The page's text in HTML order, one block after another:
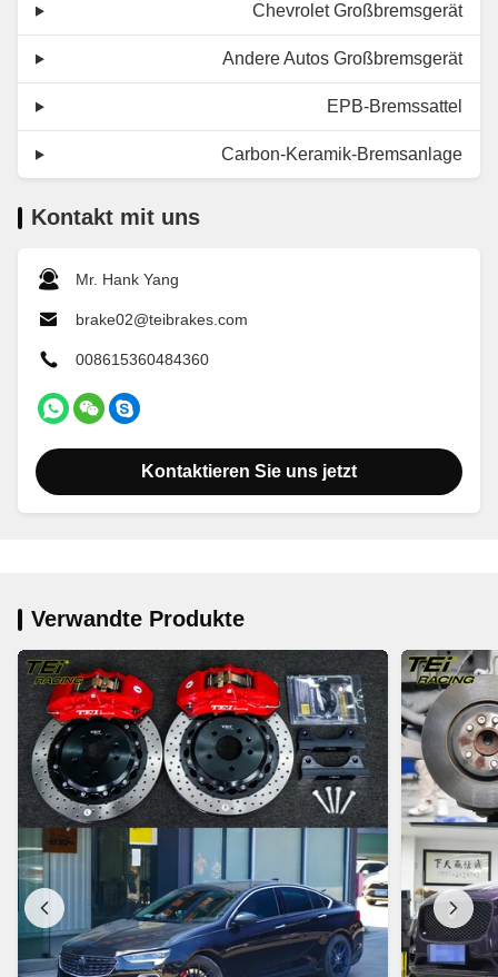
Chevrolet Großbremsgerät
Andere Autos Großbremsgerät
EPB-Bremssattel
Carbon-Keramik-Bremsanlage
Kontakt mit uns
Mr. Hank Yang
brake02@teibrakes.com
008615360484360
Kontaktieren Sie uns jetzt
Verwandte Produkte